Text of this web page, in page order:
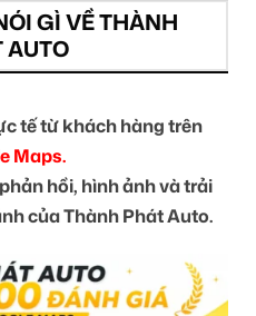
GÌ VỀ THÀNH
AUTO
tế từ khách hàng trên
Maps.
hồi, hình ảnh và trải
của Thành Phát Auto.